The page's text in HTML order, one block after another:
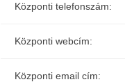
Központi telefonszám:
Központi webcím:
Központi email cím: